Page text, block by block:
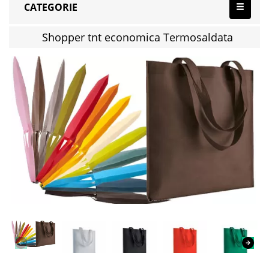
CATEGORIE
Shopper tnt economica Termosaldata